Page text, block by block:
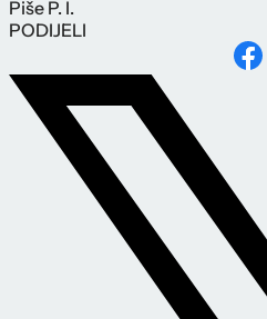
Piše P. I.
PODIJELI